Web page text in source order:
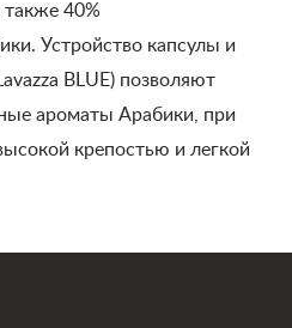
также 40%
Устройство капсулы и
BLUE) позволяют
ароматы Арабики, при
крепостью и легкой